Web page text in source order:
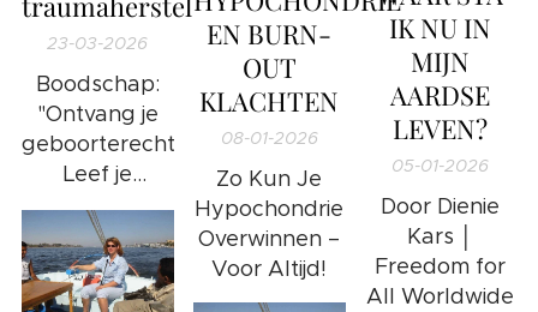
23-03-2026
Boodschap:
"Ontvang je
geboorterecht;
Leef je
gelukkigste
leven!"
EN BURN-
OUT
KLACHTEN
08-01-2026
Zo Kun Je
Hypochondrie
Overwinnen –
Voor Altijd!
IK NU IN
MIJN
AARDSE
LEVEN?
05-01-2026
Door Dienie
Kars │
Freedom for
All Worldwide